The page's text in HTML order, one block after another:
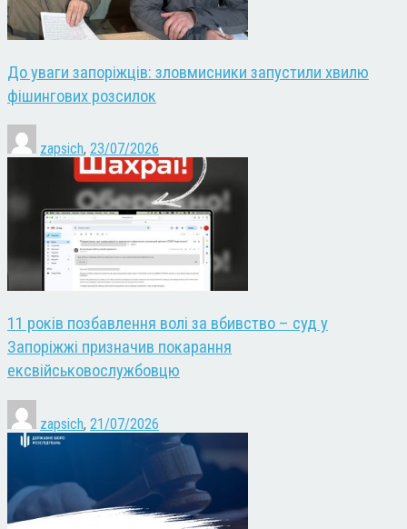
До уваги запоріжців: зловмисники запустили хвилю
фішингових розсилок
zapsich, 23/07/2026
11 років позбавлення волі за вбивство – суд у
Запоріжжі призначив покарання
ексвійськовослужбовцю
zapsich, 21/07/2026